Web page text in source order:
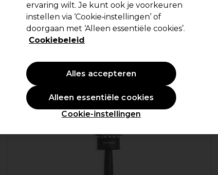
Termix Rondborstel 37mm
(0)
11,19 €
ervaring wilt. Je kunt ook je voorkeuren
instellen via ‘Cookie‑instellingen’ of
doorgaan met ‘Alleen essentiële cookies’.
Cookiebeleid
Cookie-instellingen
Alleen essentiële cookies
Alles accepteren